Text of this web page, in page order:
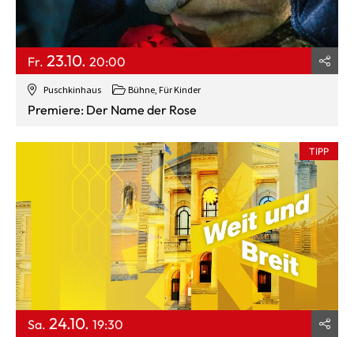
Puschkinhaus Bühne, Für Kinder
Fr. 23.10. 20:00
Premiere: Der Name der Rose
TIPP
Sa. 24.10. 19:30